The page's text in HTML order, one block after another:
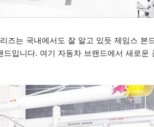
즈는 국내에서도 잘 알고 있듯 제임스 본
드입니다. 여기 자동차 브랜드에서 새로운